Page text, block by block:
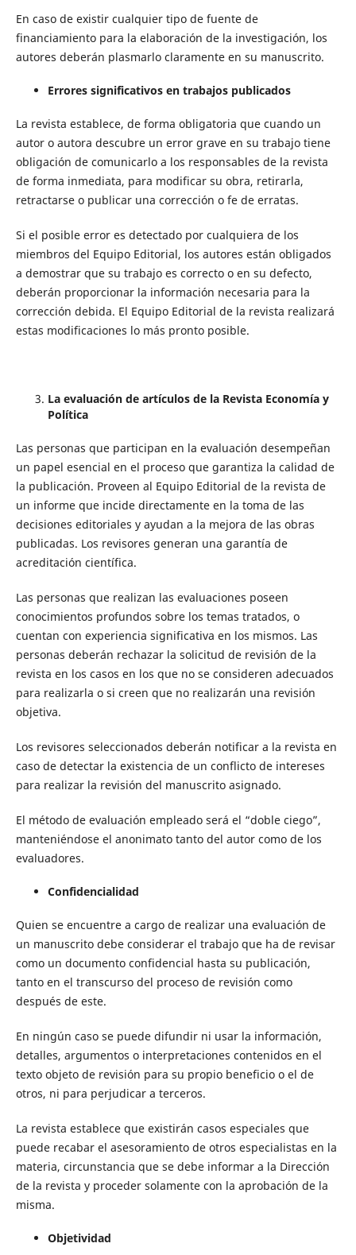
En caso de existir cualquier tipo de fuente de
financiamiento para la elaboración de la investigación, los
autores deberán plasmarlo claramente en su manuscrito.
Errores significativos en trabajos publicados
La revista establece, de forma obligatoria que cuando un
autor o autora descubre un error grave en su trabajo tiene
obligación de comunicarlo a los responsables de la revista
de forma inmediata, para modificar su obra, retirarla,
retractarse o publicar una corrección o fe de erratas.
Si el posible error es detectado por cualquiera de los
miembros del Equipo Editorial, los autores están obligados
a demostrar que su trabajo es correcto o en su defecto,
deberán proporcionar la información necesaria para la
corrección debida. El Equipo Editorial de la revista realizará
estas modificaciones lo más pronto posible.
La evaluación de artículos de la Revista Economía y
Política
Las personas que participan en la evaluación desempeñan
un papel esencial en el proceso que garantiza la calidad de
la publicación. Proveen al Equipo Editorial de la revista de
un informe que incide directamente en la toma de las
decisiones editoriales y ayudan a la mejora de las obras
publicadas. Los revisores generan una garantía de
acreditación científica.
Las personas que realizan las evaluaciones poseen
conocimientos profundos sobre los temas tratados, o
cuentan con experiencia significativa en los mismos. Las
personas deberán rechazar la solicitud de revisión de la
revista en los casos en los que no se consideren adecuados
para realizarla o si creen que no realizarán una revisión
objetiva.
Los revisores seleccionados deberán notificar a la revista en
caso de detectar la existencia de un conflicto de intereses
para realizar la revisión del manuscrito asignado.
El método de evaluación empleado será el “doble ciego”,
manteniéndose el anonimato tanto del autor como de los
evaluadores.
Confidencialidad
Quien se encuentre a cargo de realizar una evaluación de
un manuscrito debe considerar el trabajo que ha de revisar
como un documento confidencial hasta su publicación,
tanto en el transcurso del proceso de revisión como
después de este.
En ningún caso se puede difundir ni usar la información,
detalles, argumentos o interpretaciones contenidos en el
texto objeto de revisión para su propio beneficio o el de
otros, ni para perjudicar a terceros.
La revista establece que existirán casos especiales que
puede recabar el asesoramiento de otros especialistas en la
materia, circunstancia que se debe informar a la Dirección
de la revista y proceder solamente con la aprobación de la
misma.
Objetividad